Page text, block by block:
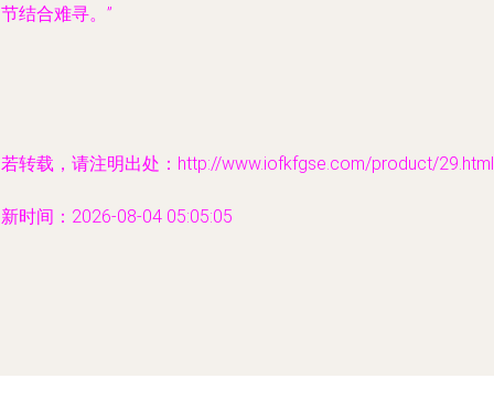
结合难寻。”
转载，请注明出处：http://www.iofkfgse.com/product/29.html
时间：2026-08-04 05:05:05